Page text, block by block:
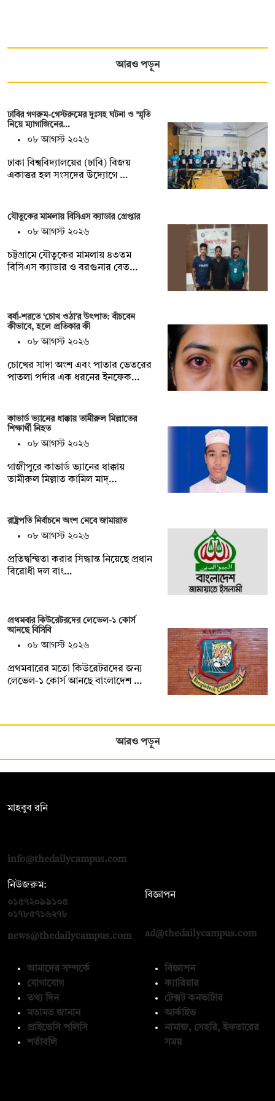
আরও পড়ুন
ঢাবির গণরুম-গেস্টরুমের দুঃসহ ঘটনা ও স্মৃতি
নিয়ে ম্যাগাজিনের…
০৮ আগস্ট ২০২৬
ঢাকা বিশ্ববিদ্যালয়ের (ঢাবি) বিজয়
একাত্তর হল সংসদের উদ্যোগে …
যৌতুকের মামলায় বিসিএস ক্যাডার গ্রেপ্তার
০৮ আগস্ট ২০২৬
চট্টগ্রামে যৌতুকের মামলায় ৪৩তম
বিসিএস ক্যাডার ও বরগুনার বেত…
বর্ষা-শরতে ‘চোখ ওঠা’র উৎপাত: বাঁচবেন
কীভাবে, হলে প্রতিকার কী
০৮ আগস্ট ২০২৬
চোখের সাদা অংশ এবং পাতার ভেতরের
পাতলা পর্দার এক ধরনের ইনফেক…
কাভার্ড ভ্যানের ধাক্কায় তামীরুল মিল্লাতের
শিক্ষার্থী নিহত
০৮ আগস্ট ২০২৬
গাজীপুরে কাভার্ড ভ্যানের ধাক্কায়
তামীরুল মিল্লাত কামিল মাদ্…
রাষ্ট্রপতি নির্বাচনে অংশ নেবে জামায়াত
০৮ আগস্ট ২০২৬
প্রতিদ্বন্দ্বিতা করার সিদ্ধান্ত নিয়েছে প্রধান
বিরোধী দল বাং…
প্রথমবার কিউরেটরদের লেভেল-১ কোর্স
আনছে বিসিবি
০৮ আগস্ট ২০২৬
প্রথমবারের মতো কিউরেটরদের জন্য
লেভেল-১ কোর্স আনছে বাংলাদেশ …
আরও পড়ুন
মাহবুব রনি
info@thedailycampus.com
নিউজরুম:
০১৫৭২০৯৯১০৫
০১৭৮৫৭১৬২৭৮
news@thedailycampus.com
বিজ্ঞাপন
ad@thedailycampus.com
আমাদের সম্পর্কে
যোগাযোগ
তথ্য দিন
মতামত জানান
প্রাইভেসি পলিসি
শর্তাবলি
বিজ্ঞাপন
ক্যারিয়ার
টেক্সট কনভার্টার
আর্কাইভ
নামাজ, সেহরি, ইফতারের
সময়